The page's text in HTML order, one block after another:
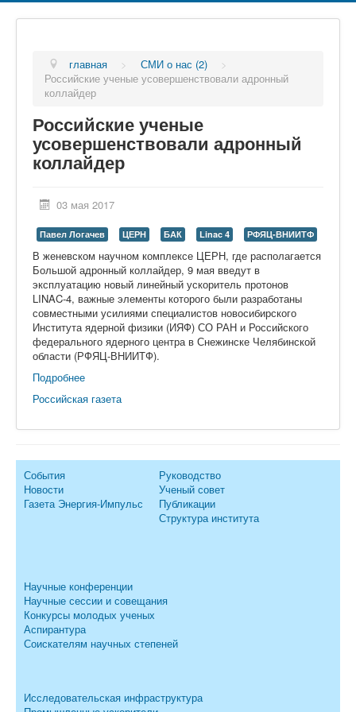
главная > СМИ о нас (2)
>
Российские ученые усовершенствовали адронный
коллайдер
Российские ученые
усовершенствовали адронный
коллайдер
03 мая 2017
Павел Логачев ЦЕРН БАК Linac 4 РФЯЦ-ВНИИТФ
В женевском научном комплексе ЦЕРН, где располагается
Большой адронный коллайдер, 9 мая введут в
эксплуатацию новый линейный ускоритель протонов
LINAC-4, важные элементы которого были разработаны
совместными усилиями специалистов новосибирского
Института ядерной физики (ИЯФ) СО РАН и Российского
федерального ядерного центра в Снежинске Челябинской
области (РФЯЦ-ВНИИТФ).
Подробнее
Российская газета
События
Новости
Газета Энергия-Импульс
Руководство
Ученый совет
Публикации
Структура института
Научные конференции
Научные сессии и совещания
Конкурсы молодых ученых
Аспирантура
Соискателям научных степеней
Исследовательская инфраструктура